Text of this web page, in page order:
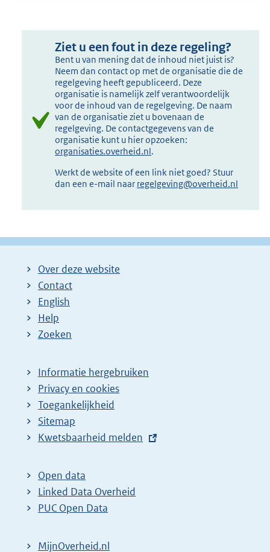
Ziet u een fout in deze regeling?
Bent u van mening dat de inhoud niet juist is?
Neem dan contact op met de organisatie die de
regelgeving heeft gepubliceerd. Deze
organisatie is namelijk zelf verantwoordelijk
voor de inhoud van de regelgeving. De naam
van de organisatie ziet u bovenaan de
regelgeving. De contactgegevens van de
organisatie kunt u hier opzoeken:
organisaties.overheid.nl.
Werkt de website of een link niet goed? Stuur
dan een e-mail naar regelgeving@overheid.nl
Over deze website
Contact
English
Help
Zoeken
Informatie hergebruiken
Privacy en cookies
Toegankelijkheid
Sitemap
E
t
e
r
Kwetsbaarheid melden
Open data
Linked Data Overheid
PUC Open Data
MijnOverheid.nl